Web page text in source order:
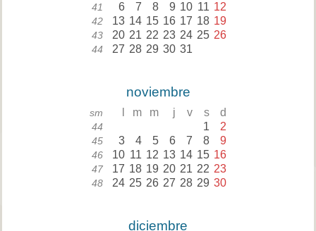
41 6 7 8 9 10 11 12
42 13 14 15 16 17 18 19
43 20 21 22 23 24 25 26
44 27 28 29 30 31
noviembre
sm m m j v s d
44 1 2
45 3 4 5 6 7 8 9
46 10 11 12 13 14 15 16
47 17 18 19 20 21 22 23
48 24 25 26 27 28 29 30
diciembre